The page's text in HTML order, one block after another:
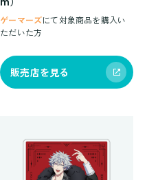
ゲーマーズにて対象商品を購入い
ただいた方
販売店を見る